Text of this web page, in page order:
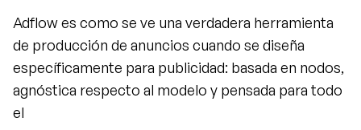
Adflow es como se ve una verdadera herramienta
de producción de anuncios cuando se diseña
específicamente para publicidad: basada en nodos,
agnóstica respecto al modelo y pensada para todo
el